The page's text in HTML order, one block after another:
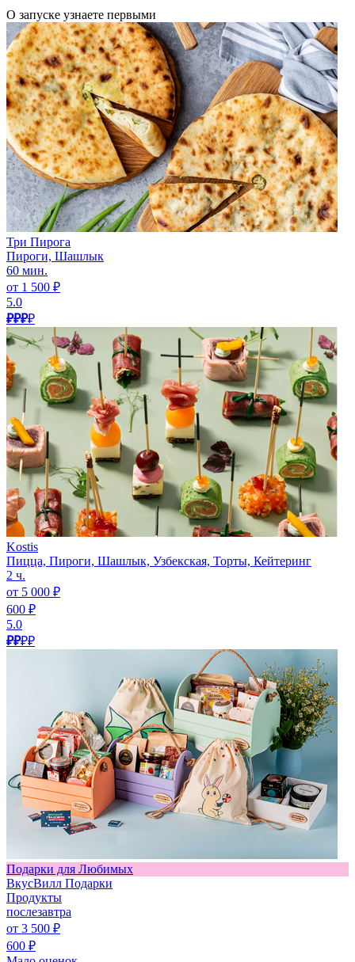
О запуске узнаете первыми
Три Пирога
Пироги, Шашлык
60 мин.
от 1 500 ₽
5.0
₽₽₽₽
Kostis
Пицца, Пироги, Шашлык, Узбекская, Торты, Кейтеринг
2 ч.
от 5 000 ₽
600 ₽
5.0
₽₽₽₽
Подарки для Любимых
ВкусВилл Подарки
Продукты
послезавтра
от 3 500 ₽
600 ₽